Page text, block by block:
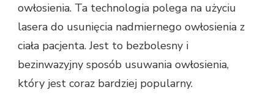
owłosienia. Ta technologia polega na użyciu
lasera do usunięcia nadmiernego owłosienia z
ciała pacjenta. Jest to bezbolesny i
bezinwazyjny sposób usuwania owłosienia,
który jest coraz bardziej popularny.